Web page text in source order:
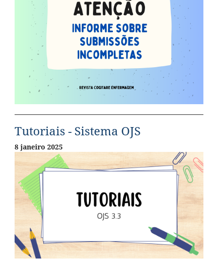
Tutoriais - Sistema OJS
8 janeiro 2025